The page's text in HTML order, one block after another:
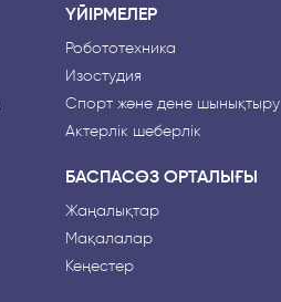
ҮЙІРМЕЛЕР
Робототехника
Изостудия
Спорт және дене шынықтыру
Актерлік шеберлік
БАСПАСӨЗ ОРТАЛЫҒЫ
Жаңалықтар
Мақалалар
Кеңестер